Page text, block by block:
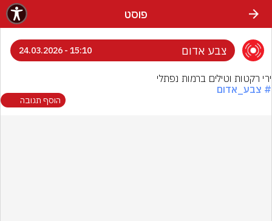
פוסט
צבע אדום 15:10 - 24.03.2026
ירי רקטות וטילים ברמות נפתלי
# צבע_אדום
הוסף תגובה